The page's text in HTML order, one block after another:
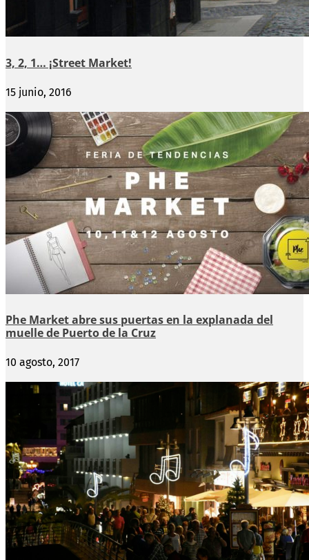
3, 2, 1… ¡Street Market!
15 junio, 2016
Phe Market abre sus puertas en la explanada del
muelle de Puerto de la Cruz
10 agosto, 2017